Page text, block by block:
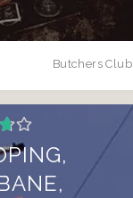
Butchers Club